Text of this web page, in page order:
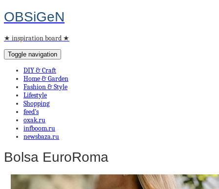
OBSiGeN
★ inspiration board ★
Toggle navigation
DIY & Craft
Home & Garden
Fashion & Style
Lifestyle
Shopping
feed’s
oxak.ru
infboom.ru
newsbaza.ru
Bolsa EuroRoma